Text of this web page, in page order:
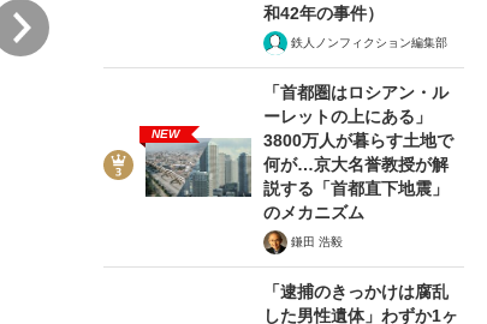
和42年の事件）
鉄人ノンフィクション編集部
NEW
「首都圏はロシアン・ル
ーレットの上にある」
3800万人が暮らす土地で
何が…京大名誉教授が解
説する「首都直下地震」
のメカニズム
鎌田 浩毅
「逮捕のきっかけは腐乱
した男性遺体」わずか1ヶ